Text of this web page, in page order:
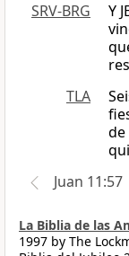
SRV-BRG
Y
TLA
de
Juan 11:57
La Biblia de las
1997 by The